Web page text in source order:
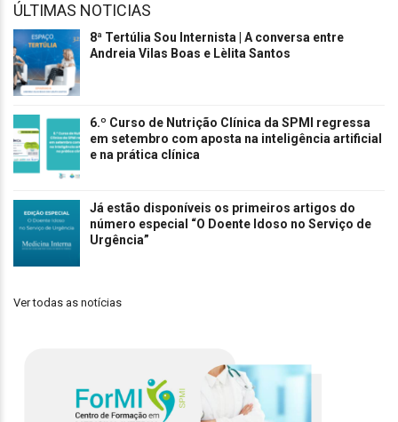
ÚLTIMAS NOTICIAS
8ª Tertúlia Sou Internista | A conversa entre
Andreia Vilas Boas e Lèlita Santos
6.º Curso de Nutrição Clínica da SPMI regressa
em setembro com aposta na inteligência artificial
e na prática clínica
Já estão disponíveis os primeiros artigos do
número especial “O Doente Idoso no Serviço de
Urgência”
Ver todas as notícias